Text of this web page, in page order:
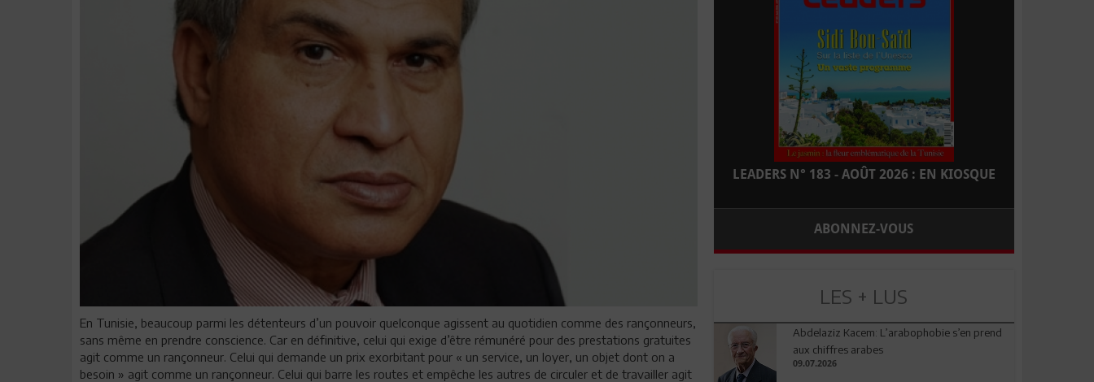
En Tunisie, beaucoup parmi les détenteurs d’un pouvoir quelconque agissent au quotidien comme des rançonneurs,
sans même en prendre conscience. Car en définitive, celui qui exige d’être rémunéré pour des prestations gratuites
agit comme un rançonneur. Celui qui demande un prix exorbitant pour « un service, un loyer, un objet dont on a
besoin » agit comme un rançonneur. Celui qui barre les routes et empêche les autres de circuler et de travailler agit
LEADERS N° 183 - AOÛT 2026 : EN KIOSQUE
ABONNEZ-VOUS
LES + LUS
Abdelaziz Kacem: L’arabophobie s’en prend
aux chiffres arabes
09.07.2026